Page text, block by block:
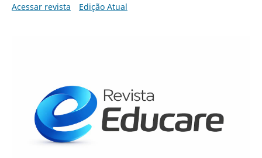
Acessar revista
Edição Atual